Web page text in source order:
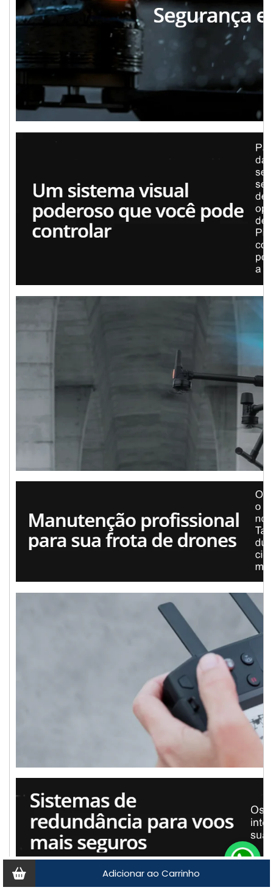
Adicionar ao Carrinho